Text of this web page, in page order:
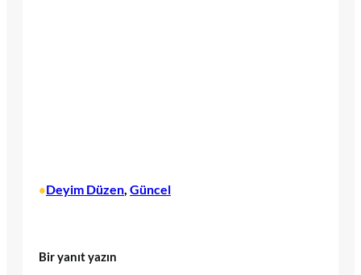
•Deyim Düzen Güncel
Bir yanıt yazın